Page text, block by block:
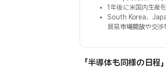
1年後に米国内生産
South Korea、
貿易市場開放や交渉
「半導体も同様の日程」